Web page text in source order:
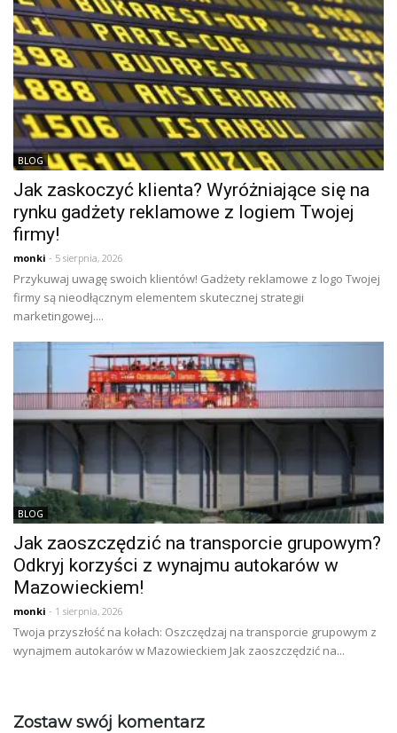
BLOG
Jak zaskoczyć klienta? Wyróżniające się na
rynku gadżety reklamowe z logiem Twojej
firmy!
monki - 5 sierpnia, 2026
Przykuwaj uwagę swoich klientów! Gadżety reklamowe z logo Twojej
firmy są nieodłącznym elementem skutecznej strategii
marketingowej....
BLOG
Jak zaoszczędzić na transporcie grupowym?
Odkryj korzyści z wynajmu autokarów w
Mazowieckiem!
monki - 1 sierpnia, 2026
Twoja przyszłość na kołach: Oszczędzaj na transporcie grupowym z
wynajmem autokarów w Mazowieckiem Jak zaoszczędzić na...
Zostaw swój komentarz